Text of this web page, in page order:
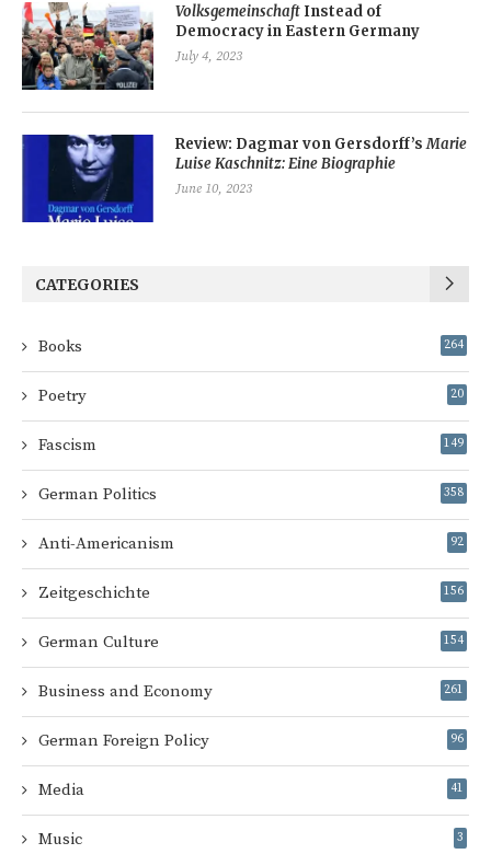
Volksgemeinschaft Instead of
Democracy in Eastern Germany
July 4, 2023
Review: Dagmar von Gersdorff’sMarie
Luise Kaschnitz: Eine Biographie
June 10, 2023
CATEGORIES
Books 264
Poetry 20
Fascism 149
German Politics 358
Anti-Americanism 92
Zeitgeschichte 156
German Culture 154
Business and Economy 261
German Foreign Policy 96
Media 41
Music 3